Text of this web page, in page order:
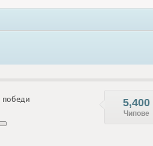
победи 5,400
Чипове